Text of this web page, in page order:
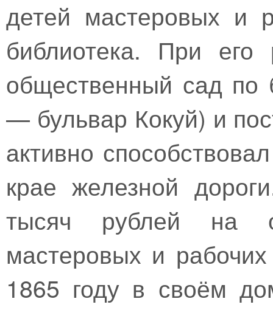
детей мастеровых и
библиотека. При его
общественный сад по
— бульвар Кокуй) и
активно
крае железной
тысяч рублей на
мастеровых и
1865 году в своём